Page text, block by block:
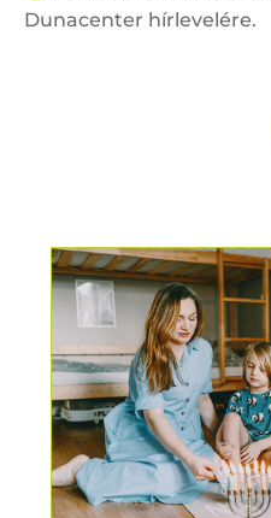
Dunacenter hírlevelére.